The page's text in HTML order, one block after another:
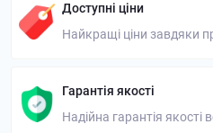
Доступні ціни
Найкращі ціни завдяки
Гарантія якості
Надійна гарантія якості